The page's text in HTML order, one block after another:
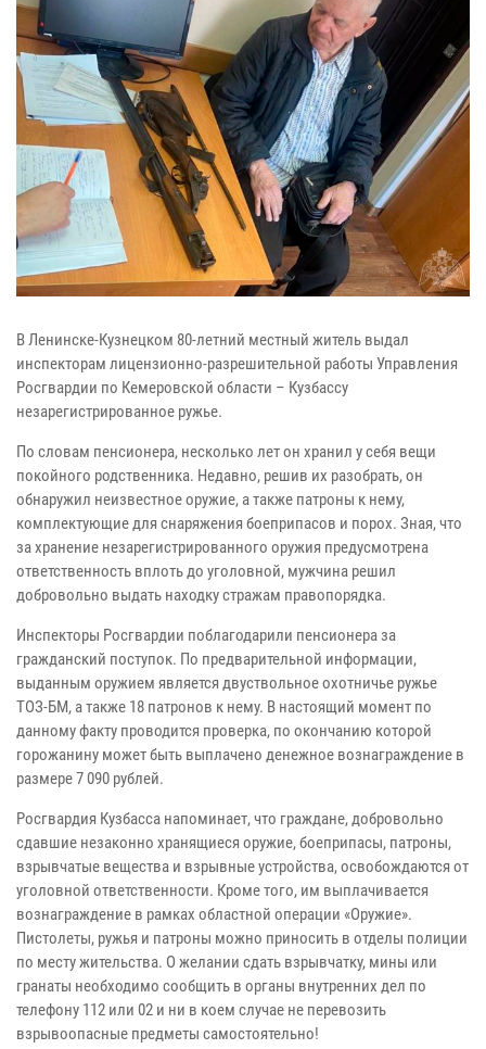
В Ленинске-Кузнецком 80-летний местный житель выдал
инспекторам лицензионно-разрешительной работы Управления
Росгвардии по Кемеровской области – Кузбассу
незарегистрированное ружье.
По словам пенсионера, несколько лет он хранил у себя вещи
покойного родственника. Недавно, решив их разобрать, он
обнаружил неизвестное оружие, а также патроны к нему,
комплектующие для снаряжения боеприпасов и порох. Зная, что
за хранение незарегистрированного оружия предусмотрена
ответственность вплоть до уголовной, мужчина решил
добровольно выдать находку стражам правопорядка.
Инспекторы Росгвардии поблагодарили пенсионера за
гражданский поступок. По предварительной информации,
выданным оружием является двуствольное охотничье ружье
ТОЗ-БМ, а также 18 патронов к нему. В настоящий момент по
данному факту проводится проверка, по окончанию которой
горожанину может быть выплачено денежное вознаграждение в
размере 7 090 рублей.
Росгвардия Кузбасса напоминает, что граждане, добровольно
сдавшие незаконно хранящиеся оружие, боеприпасы, патроны,
взрывчатые вещества и взрывные устройства, освобождаются от
уголовной ответственности. Кроме того, им выплачивается
вознаграждение в рамках областной операции «Оружие».
Пистолеты, ружья и патроны можно приносить в отделы полиции
по месту жительства. О желании сдать взрывчатку, мины или
гранаты необходимо сообщить в органы внутренних дел по
телефону 112 или 02 и ни в коем случае не перевозить
взрывоопасные предметы самостоятельно!